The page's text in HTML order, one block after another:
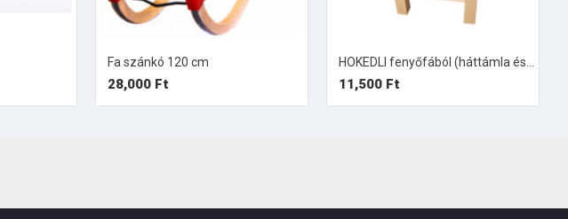
Fa szánkó 120 cm
28,000 Ft
HOKEDLI fenyőfából (háttámla és karfa nélküli szék)
11,500 Ft